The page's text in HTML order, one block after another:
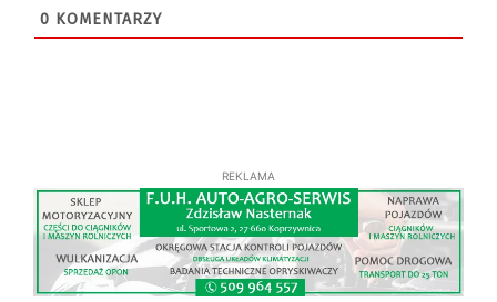
0 KOMENTARZY
REKLAMA